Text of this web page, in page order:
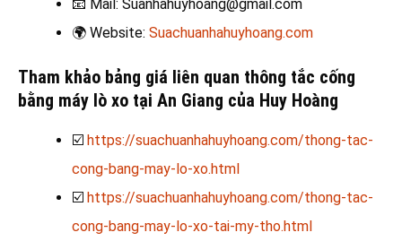
📧 Mail: Suanhahuyhoang@gmail.com
🌍 Website: Suachuanhahuyhoang.com
Tham khảo bảng giá liên quan thông tắc cống
bằng máy lò xo tại An Giang của Huy Hoàng
☑️ https://suachuanhahuyhoang.com/thong-tac-
cong-bang-may-lo-xo.html
☑️ https://suachuanhahuyhoang.com/thong-tac-
cong-bang-may-lo-xo-tai-my-tho.html